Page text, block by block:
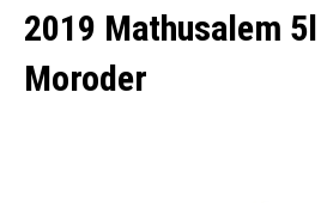
2019 Mathusalem
Moroder